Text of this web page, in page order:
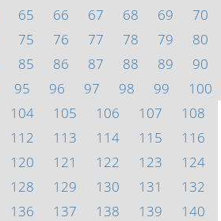
65 66 67 68 69
70
75 76 77 78 79
80
85 86 87 88 89
90
95 96 97 98 99
100
104 105 106 107
108
112 113 114 115
116
120 121 122 123
124
128 129 130 131
132
136 137 138 139
140